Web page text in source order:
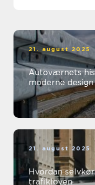
21. august 2025
Autoværnets
moderne design
21. august 2025
Hvordan
trafikloven